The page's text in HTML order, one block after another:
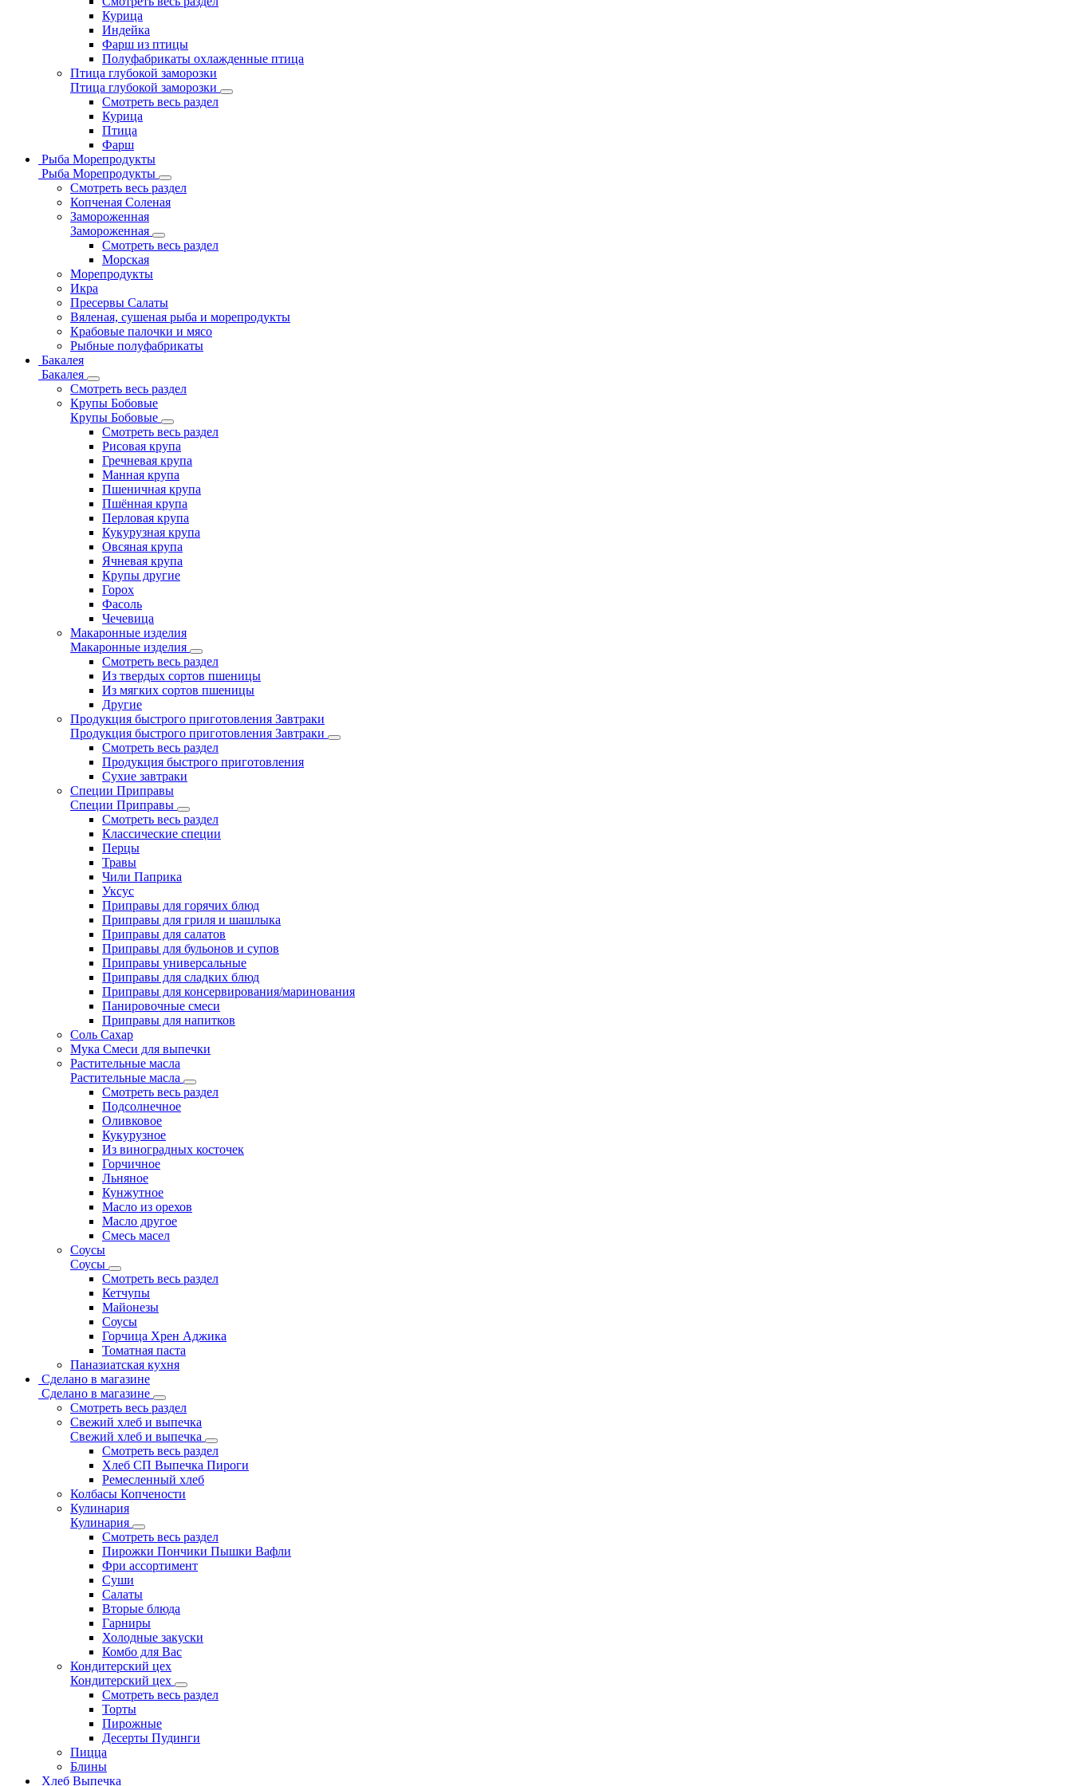
Курица
Индейка
Фарш из птицы
Полуфабрикаты охлажденные птица
Птица глубокой заморозки
Птица глубокой заморозки
Смотреть весь раздел
Курица
Птица
Фарш
Рыба Морепродукты
Рыба Морепродукты
Смотреть весь раздел
Копченая Соленая
Замороженная
Замороженная
Смотреть весь раздел
Морская
Морепродукты
Икра
Пресервы Салаты
Вяленая, сушеная рыба и морепродукты
Крабовые палочки и мясо
Рыбные полуфабрикаты
Бакалея
Бакалея
Смотреть весь раздел
Крупы Бобовые
Крупы Бобовые
Смотреть весь раздел
Рисовая крупа
Гречневая крупа
Манная крупа
Пшеничная крупа
Пшённая крупа
Перловая крупа
Кукурузная крупа
Овсяная крупа
Ячневая крупа
Крупы другие
Горох
Фасоль
Чечевица
Макаронные изделия
Макаронные изделия
Смотреть весь раздел
Из твердых сортов пшеницы
Из мягких сортов пшеницы
Другие
Продукция быстрого приготовления Завтраки
Продукция быстрого приготовления Завтраки
Смотреть весь раздел
Продукция быстрого приготовления
Сухие завтраки
Специи Приправы
Специи Приправы
Смотреть весь раздел
Классические специи
Перцы
Травы
Чили Паприка
Уксус
Приправы для горячих блюд
Приправы для гриля и шашлыка
Приправы для салатов
Приправы для бульонов и супов
Приправы универсальные
Приправы для сладких блюд
Приправы для консервирования/маринования
Панировочные смеси
Приправы для напитков
Соль Сахар
Мука Смеси для выпечки
Растительные масла
Растительные масла
Смотреть весь раздел
Подсолнечное
Оливковое
Кукурузное
Из виноградных косточек
Горчичное
Льняное
Кунжутное
Масло из орехов
Масло другое
Смесь масел
Соусы
Соусы
Смотреть весь раздел
Кетчупы
Майонезы
Соусы
Горчица Хрен Аджика
Томатная паста
Паназиатская кухня
Сделано в магазине
Сделано в магазине
Смотреть весь раздел
Свежий хлеб и выпечка
Свежий хлеб и выпечка
Смотреть весь раздел
Хлеб СП Выпечка Пироги
Ремесленный хлеб
Колбасы Копчености
Кулинария
Кулинария
Смотреть весь раздел
Пирожки Пончики Пышки Вафли
Фри ассортимент
Суши
Салаты
Вторые блюда
Гарниры
Холодные закуски
Комбо для Вас
Кондитерский цех
Кондитерский цех
Смотреть весь раздел
Торты
Пирожные
Десерты Пудинги
Пицца
Блины
Хлеб Выпечка